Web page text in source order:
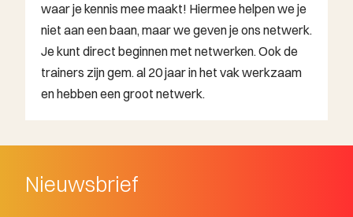
waar je kennis mee maakt! Hiermee helpen we je
niet aan een baan, maar we geven je ons netwerk.
Je kunt direct beginnen met netwerken. Ook de
trainers zijn gem. al 20 jaar in het vak werkzaam
en hebben een groot netwerk.
Nieuwsbrief